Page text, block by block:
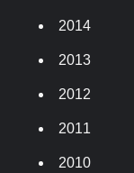
2014
2013
2012
2011
2010